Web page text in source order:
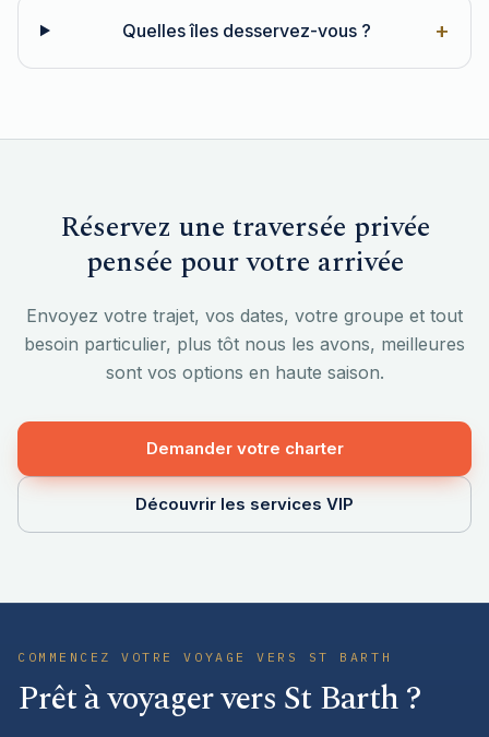
Quelles îles desservez-vous ? +
Réservez une traversée privée
pensée pour votre arrivée
Envoyez votre trajet, vos dates, votre groupe et tout
besoin particulier, plus tôt nous les avons, meilleures
sont vos options en haute saison.
Demander votre charter
Découvrir les services VIP
COMMENCEZ VOTRE VOYAGE VERS ST BARTH
Prêt à voyager vers St Barth ?